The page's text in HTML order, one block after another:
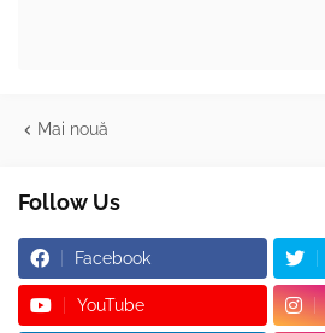
Mai nouă
Follow Us
Facebook
YouTube